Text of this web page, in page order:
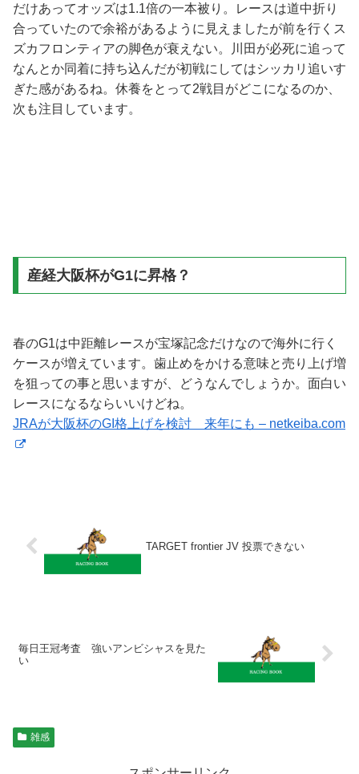
だけあってオッズは1.1倍の一本被り。レースは道中折り
合っていたので余裕があるように見えましたが前を行くス
ズカフロンティアの脚色が衰えない。川田が必死に追って
なんとか同着に持ち込んだが初戦にしてはシッカリ追いす
ぎた感があるね。休養をとって2戦目がどこになるのか、
次も注目しています。
産経大阪杯がG1に昇格？
春のG1は中距離レースが宝塚記念だけなので海外に行く
ケースが増えています。歯止めをかける意味と売り上げ増
を狙っての事と思いますが、どうなんでしょうか。面白い
レースになるならいいけどね。
JRAが大阪杯のGI格上げを検討 来年にも – netkeiba.com
TARGET frontier JV 投票できない
毎日王冠考査 強いアンビシャスを見た
い
雑感